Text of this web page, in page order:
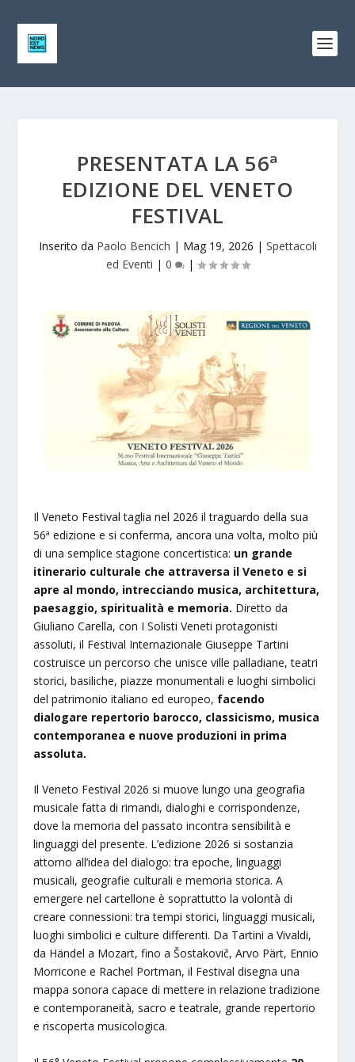
PRESENTATA LA 56ª
EDIZIONE DEL VENETO
FESTIVAL
Inserito da Paolo Bencich | Mag 19, 2026 | Spettacoli
ed Eventi | 0 |
Il Veneto Festival taglia nel 2026 il traguardo della sua
56ª edizione e si conferma, ancora una volta, molto più
di una semplice stagione concertistica: un grande
itinerario culturale che attraversa il Veneto e si
apre al mondo, intrecciando musica, architettura,
paesaggio, spiritualità e memoria. Diretto da
Giuliano Carella, con I Solisti Veneti protagonisti
assoluti, il Festival Internazionale Giuseppe Tartini
costruisce un percorso che unisce ville palladiane, teatri
storici, basiliche, piazze monumentali e luoghi simbolici
del patrimonio italiano ed europeo, facendo
dialogare repertorio barocco, classicismo, musica
contemporanea e nuove produzioni in prima
assoluta.
Il Veneto Festival 2026 si muove lungo una geografia
musicale fatta di rimandi, dialoghi e corrispondenze,
dove la memoria del passato incontra sensibilità e
linguaggi del presente. L’edizione 2026 si sostanzia
attorno all’idea del dialogo: tra epoche, linguaggi
musicali, geografie culturali e memoria storica. A
emergere nel cartellone è soprattutto la volontà di
creare connessioni: tra tempi storici, linguaggi musicali,
luoghi simbolici e culture differenti. Da Tartini a Vivaldi,
da Händel a Mozart, fino a Šostakovič, Arvo Pärt, Ennio
Morricone e Rachel Portman, il Festival disegna una
mappa sonora capace di mettere in relazione tradizione
e contemporaneità, sacro e teatrale, grande repertorio
e riscoperta musicologica.